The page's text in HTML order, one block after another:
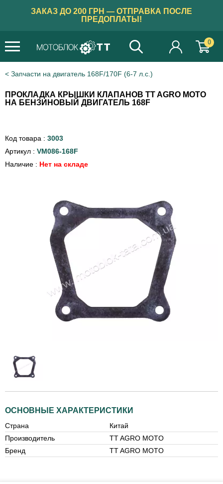
ЗАКАЗ ДО 200 ГРН — ОТПРАВКА ПОСЛЕ
ПРЕДОПЛАТЫ!
0
Запчасти на двигатель 168F/170F (6-7 л.с.)
ПРОКЛАДКА КРЫШКИ КЛАПАНОВ TT AGRO MOTO
НА БЕНЗИНОВЫЙ ДВИГАТЕЛЬ 168F
Код товара : 3003
Артикул : VM086-168F
Наличие : Нет на складе
ОСНОВНЫЕ ХАРАКТЕРИСТИКИ
Страна
Китай
Производитель
TT AGRO MOTO
Бренд
TT AGRO MOTO